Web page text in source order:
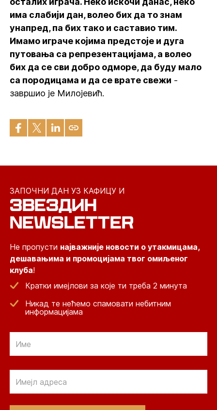
има слабији дан, волео бих да то знам
унапред, па бих тако и саставио тим.
Имамо играче којима предстоје и дуга
путовања са репрезентацијама, а волео
бих да се сви добро одморе, да буду мало
са породицама и да се врате свежи -
завршио је Милојевић.
ЗАПОЧНИ ДАН УЗ КАФИЦУ И
ЗВЕЗДИН
NEWSLETTER
Не пропусти најважније новости о утакмицама,
дешавањима и промоцијама твог омиљеног
клуба!
Кратки имејлови за које ти треба 2 минута
Никад те нећемо спамовати небитним
информацијама